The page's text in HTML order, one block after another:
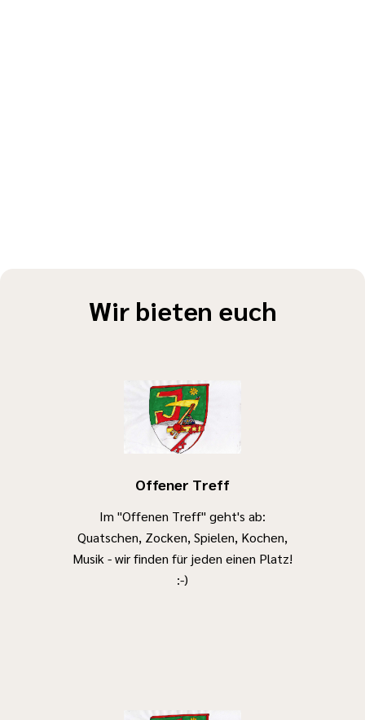
Wir bieten euch
Offener Treff
Im "Offenen Treff" geht's ab:
Quatschen, Zocken, Spielen, Kochen,
Musik - wir finden für jeden einen Platz!
:-)